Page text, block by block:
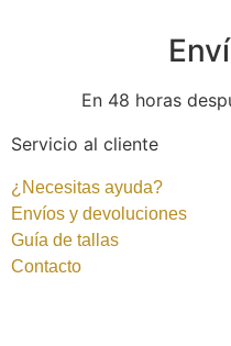
En 48 horas
Servicio al cliente
¿Necesitas ayuda?
Envíos y devoluciones
Guía de tallas
Contacto